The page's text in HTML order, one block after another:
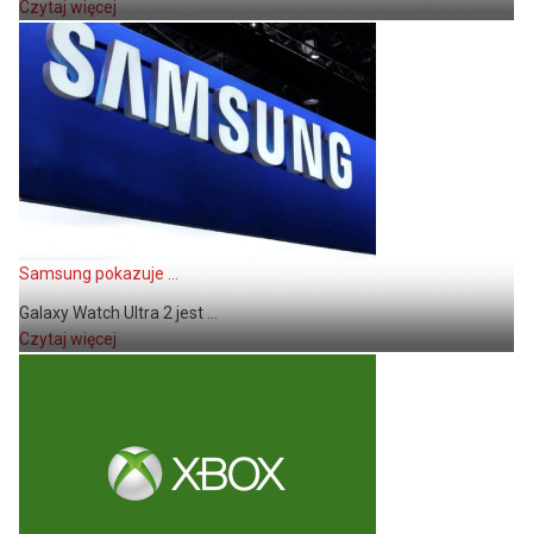
Czytaj więcej
Samsung pokazuje ...
Galaxy Watch Ultra 2 jest ...
Czytaj więcej